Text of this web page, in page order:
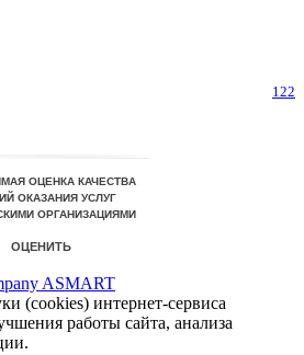
122
ASMART
(cookies) интернет-сервиса
работы сайта, анализа